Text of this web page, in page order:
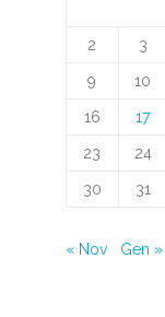
2 3
9 10
16 17
23 24
30 31
« Nov Gen »